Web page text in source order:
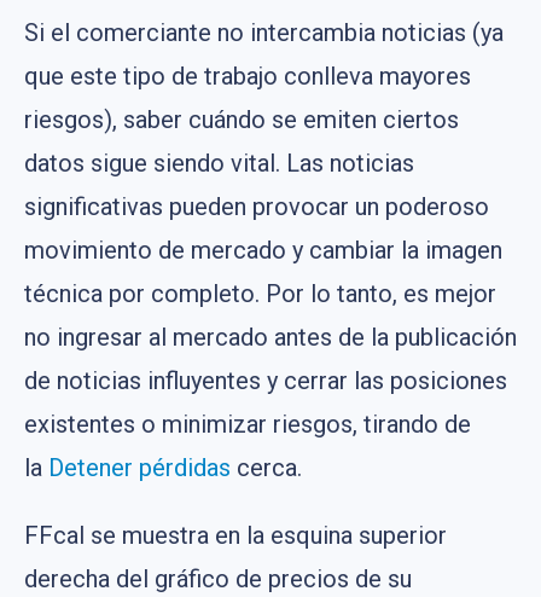
Si el comerciante no intercambia noticias (ya
que este tipo de trabajo conlleva mayores
riesgos), saber cuándo se emiten ciertos
datos sigue siendo vital. Las noticias
significativas pueden provocar un poderoso
movimiento de mercado y cambiar la imagen
técnica por completo. Por lo tanto, es mejor
no ingresar al mercado antes de la publicación
de noticias influyentes y cerrar las posiciones
existentes o minimizar riesgos, tirando de
la Detener pérdidas cerca.
FFcal se muestra en la esquina superior
derecha del gráfico de precios de su